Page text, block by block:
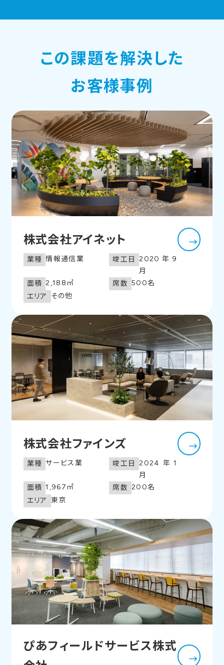
この課題を解決した
お客様事例
株式会社アイネット
業種 情報通信業 竣工日
2020年9
月
面積 2,188㎡ 席数 500名
エリア
その他
株式会社ファインズ
業種 サービス業 竣工日
2024年1
月
面積 1,967㎡ 席数 200名
エリア 東京
ぴあフィールドサービス株式